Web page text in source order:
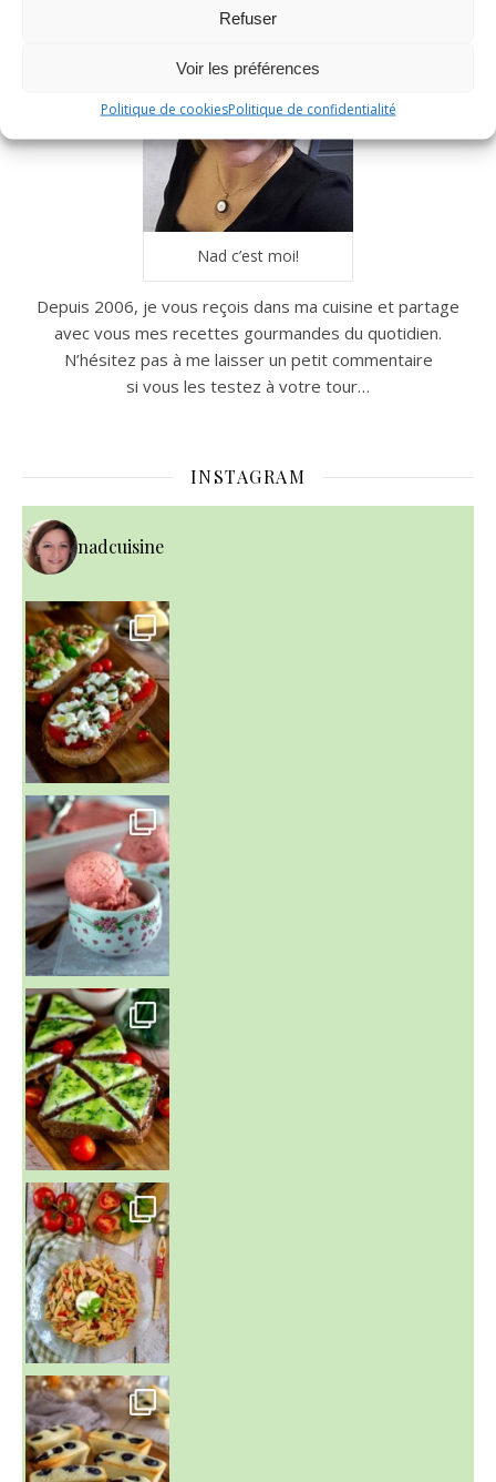
Refuser
Voir les préférences
Politique de cookiesPolitique de confidentialité
Nad c’est moi!
Depuis 2006, je vous reçois dans ma cuisine et partage
avec vous mes recettes gourmandes du quotidien.
N’hésitez pas à me laisser un petit commentaire
si vous les testez à votre tour…
INSTAGRAM
nadcuisine
~ NICE CREAM À LA FRAISE ~
Presque un mois que
~ SALADE DE PÂTES AUX DEUX TOMATES THON ET BURRA
~ FINANCIERS MYRTILLES ET CITRON ~
Aujourd'hu